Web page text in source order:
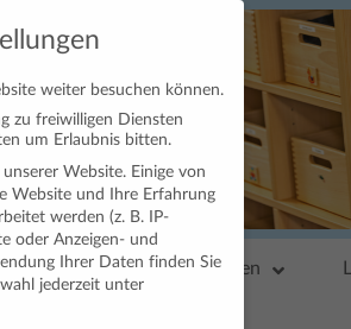
Impressionen
weiter besuchen können.
zu freiwilligen Diensten
um Erlaubnis bitten.
Website. Einige von
Website und Ihre Erfahrung
werden (z. B. IP-
oder Anzeigen- und
Ihrer Daten finden Sie
jederzeit unter